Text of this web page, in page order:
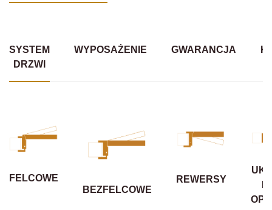
SYSTEM
DRZWI
WYPOSAŻENIE GWARANCJA
FELCOWE
BEZFELCOWE
REWERSY